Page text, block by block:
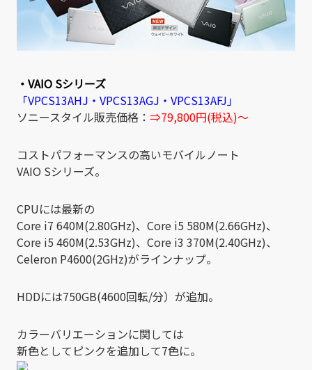
・VAIO Sシリーズ
「VPCS13AHJ・VPCS13AGJ・VPCS13AFJ」
ソニースタイル販売価格： ⇒79,800円(税込)～
コストパフォーマンスの高いモバイルノート
VAIO Sシリーズ。
CPUには最新の
Core i7 640M(2.80GHz)、Core i5 580M(2.66GHz)、
Core i5 460M(2.53GHz)、Core i3 370M(2.40GHz)、
Celeron P4600(2GHz)がラインナップ。
HDDには750GB(4600回転/分）が追加。
カラーバリエーションに関しては
新色としてピンクを追加して7色に。